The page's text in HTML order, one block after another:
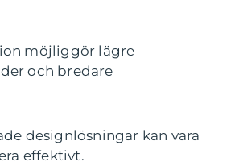
möjliggör lägre
och bredare
designlösningar kan vara
effektivt.